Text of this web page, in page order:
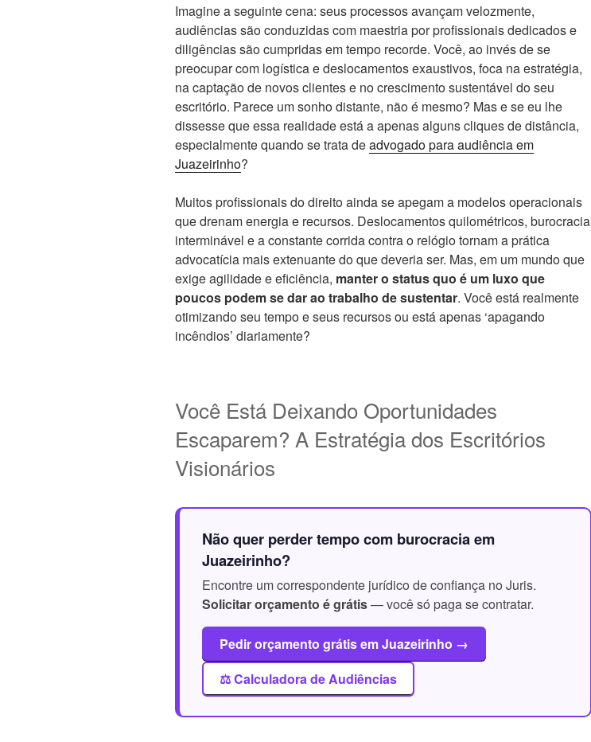
Imagine a seguinte cena: seus processos avançam velozmente,
audiências são conduzidas com maestria por profissionais dedicados e
diligências são cumpridas em tempo recorde. Você, ao invés de se
preocupar com logística e deslocamentos exaustivos, foca na estratégia,
na captação de novos clientes e no crescimento sustentável do seu
escritório. Parece um sonho distante, não é mesmo? Mas e se eu lhe
dissesse que essa realidade está a apenas alguns cliques de distância,
especialmente quando se trata deadvogado para audiência em
Juazeirinho?
Muitos profissionais do direito ainda se apegam a modelos operacionais
que drenam energia e recursos. Deslocamentos quilométricos, burocracia
interminável e a constante corrida contra o relógio tornam a prática
advocatícia mais extenuante do que deveria ser. Mas, em um mundo que
exige agilidade e eficiência, manter o status quo é um luxo que
poucos podem se dar ao trabalho de sustentar. Você está realmente
otimizando seu tempo e seus recursos ou está apenas ‘apagando
incêndios’ diariamente?
Você Está Deixando Oportunidades
Escaparem? A Estratégia dos Escritórios
Visionários
Não quer perder tempo com burocracia em
Juazeirinho?
Encontre um correspondente jurídico de confiança no Juris.
Solicitar orçamento é grátis— você só paga se contratar.
Pedir orçamento grátis em Juazeirinho →
⚖️ Calculadora de Audiências